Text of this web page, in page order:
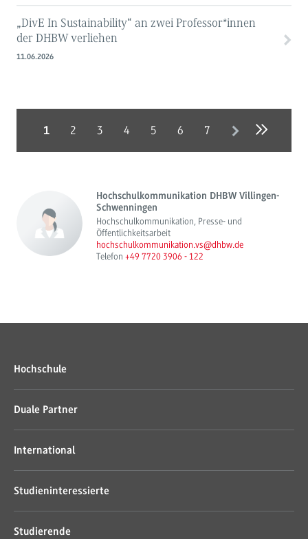
11.06.2026
„DivE In Sustainability“ an zwei Professor*innen
der DHBW verliehen
1 2 3 4 5 6 7
Hochschulkommunikation DHBW Villingen-
Schwenningen
Hochschulkommunikation, Presse- und
Öffentlichkeitsarbeit
hochschulkommunikation.vs@dhbw.de
Telefon+49 7720 3906 - 122
Hochschule
Duale Partner
International
Studieninteressierte
Studierende